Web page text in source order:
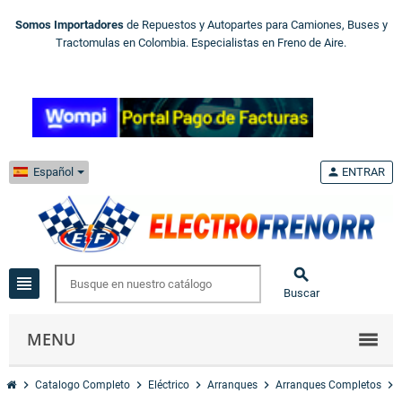
Somos Importadores de Repuestos y Autopartes para Camiones, Buses y
Tractomulas en Colombia. Especialistas en Freno de Aire.
Español
view_headline 
Buscar
person ENTRAR
MENU
chevron_right Catalogo Completo chevron_right Eléctrico chevron_right Arranques chevron_right Arranques Completos chevron_right